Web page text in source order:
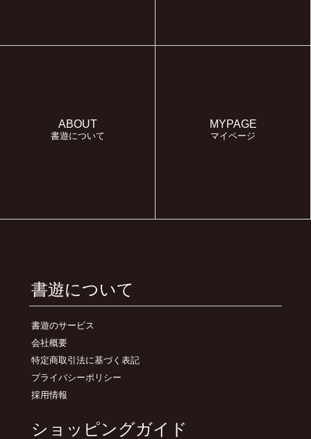
ABOUT
書遊について
MYPAGE
マイページ
書遊について
書遊のサービス
会社概要
特定商取引法に基づく表記
プライバシーポリシー
採用情報
ショッピングガイド